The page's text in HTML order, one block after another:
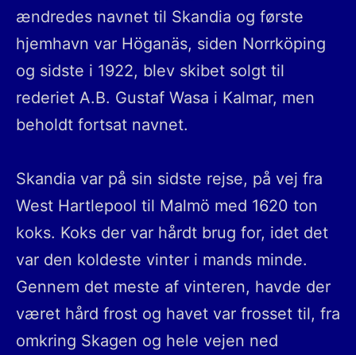
ændredes navnet til Skandia og første
hjemhavn var Höganäs, siden Norrköping
og sidste i 1922, blev skibet solgt til
rederiet A.B. Gustaf Wasa i Kalmar, men
beholdt fortsat navnet.
Skandia var på sin sidste rejse, på vej fra
West Hartlepool til Malmö med 1620 ton
koks. Koks der var hårdt brug for, idet det
var den koldeste vinter i mands minde.
Gennem det meste af vinteren, havde der
været hård frost og havet var frosset til, fra
omkring Skagen og hele vejen ned